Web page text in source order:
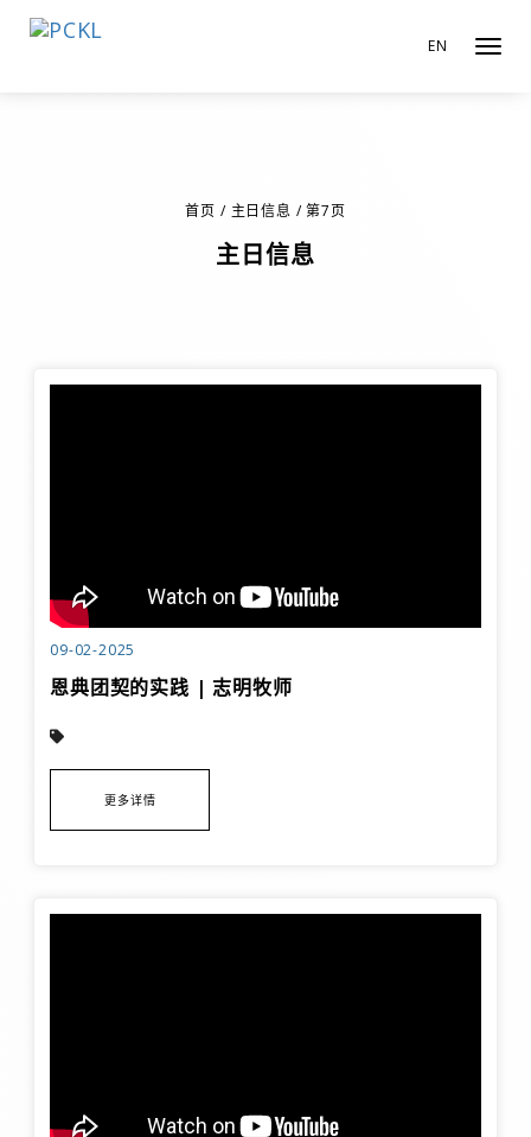
EN
首页 / 主日信息 /第7页
主日信息
09-02-2025
恩典团契的实践 | 志明牧师
更多详情